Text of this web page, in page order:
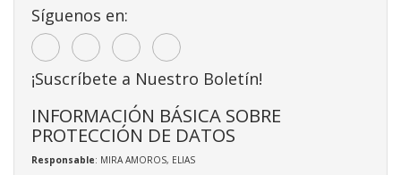
Síguenos en:
¡Suscríbete a Nuestro Boletín!
INFORMACIÓN BÁSICA SOBRE
PROTECCIÓN DE DATOS
Responsable: MIRA AMOROS, ELIAS